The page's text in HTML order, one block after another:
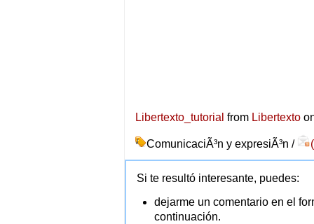
Libertexto_tutorial from Libertexto
ComunicaciÃ³n y expresiÃ³n /
Si te resultó interesante, puedes:
dejarme un comentario en el
continuación.